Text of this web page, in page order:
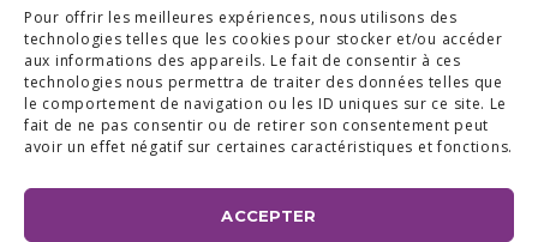
Pour offrir les meilleures expériences, nous utilisons des
technologies telles que les cookies pour stocker et/ou accéder
aux informations des appareils. Le fait de consentir à ces
technologies nous permettra de traiter des données telles que
le comportement de navigation ou les ID uniques sur ce site. Le
fait de ne pas consentir ou de retirer son consentement peut
avoir un effet négatif sur certaines caractéristiques et fonctions.
ACCEPTER